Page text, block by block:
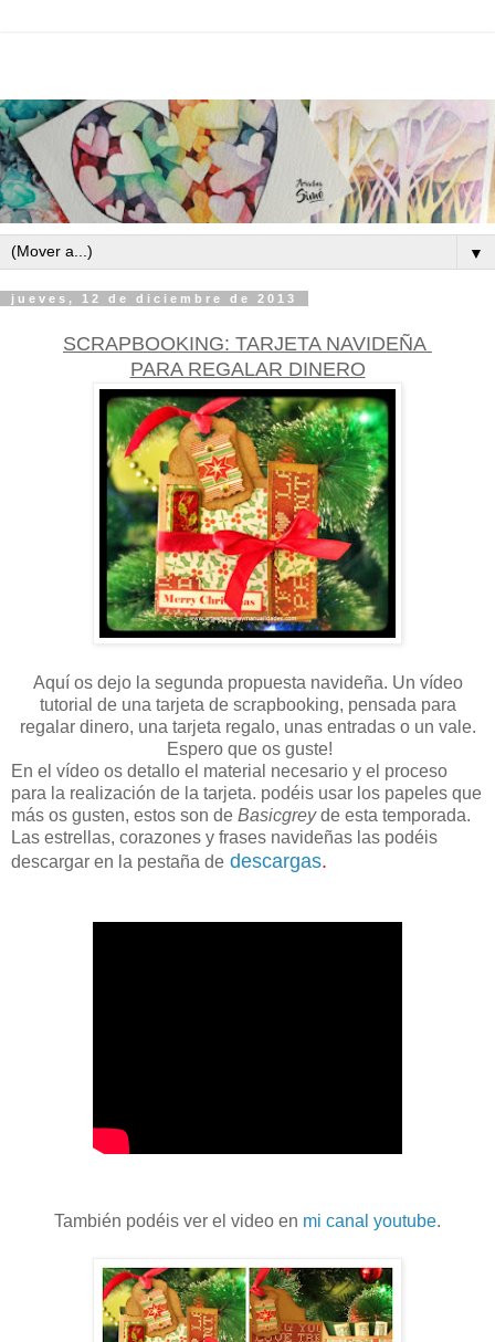
▼
jueves, 12 de diciembre de 2013
SCRAPBOOKING: TARJETA NAVIDEÑA
PARA REGALAR DINERO
Aquí os dejo la segunda propuesta navideña. Un vídeo
tutorial de una tarjeta de scrapbooking, pensada para
regalar dinero, una tarjeta regalo, unas entradas o un vale.
Espero que os guste!
En el vídeo os detallo el material necesario y el proceso
para la realización de la tarjeta. podéis usar los papeles que
más os gusten, estos son de Basicgreyde esta temporada.
Las estrellas, corazones y frases navideñas las podéis
descargar en la pestaña de descargas.
También podéis ver el video en mi canal youtube.